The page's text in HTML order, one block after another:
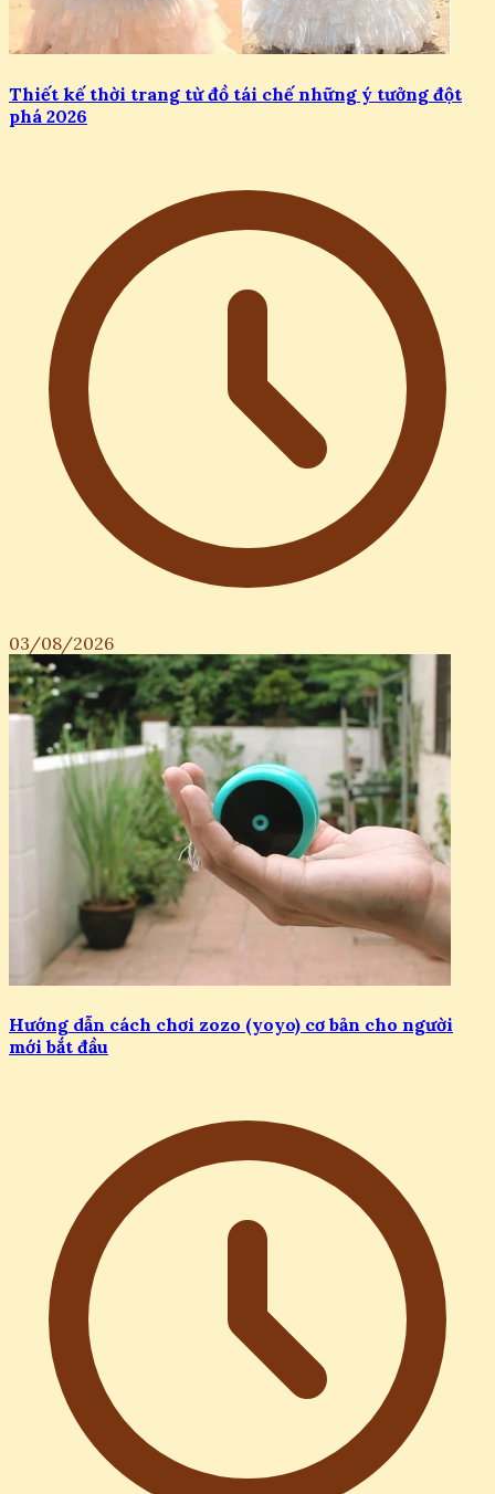
Thiết kế thời trang từ đồ tái chế những ý tưởng đột
phá 2026
03/08/2026
Hướng dẫn cách chơi zozo (yoyo) cơ bản cho người
mới bắt đầu